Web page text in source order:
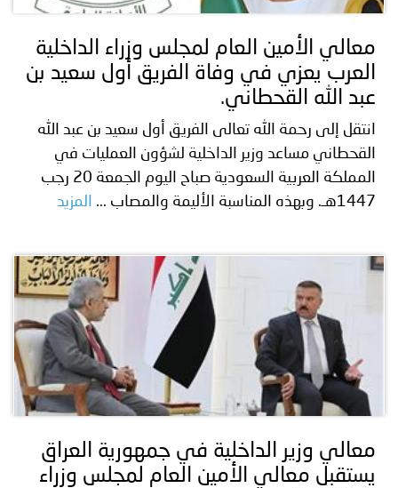
معالي الأمين العام لمجلس وزراء الداخلية
العرب يعزي في وفاة الفريق أول سعيد بن
عبد الله القحطاني.
انتقل إلى رحمة الله تعالى الفريق أول سعيد بن عبد الله
القحطاني مساعد وزير الداخلية لشؤون العمليات في
المملكة العربية السعودية صباح اليوم الجمعة 20 رجب
1447هـ. وبهذه المناسبة الأليمة والمصاب ...
المزيد
معالي وزير الداخلية في جمهورية العراق
يستقبل معالي الأمين العام لمجلس وزراء